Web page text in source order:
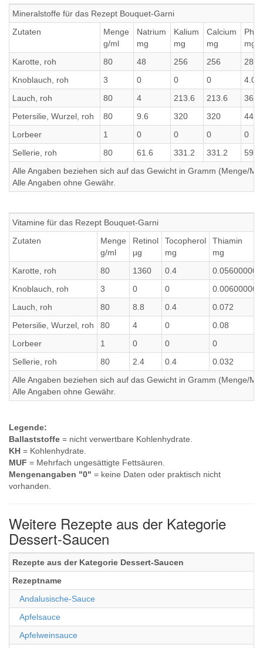
Mineralstoffe für das Rezept Bouquet-Garni
Zutaten
Menge
g/ml
Natrium
mg
Kalium
mg
Calcium
mg
mg
Karotte, roh
80 48 256 256
28.8
Knoblauch, roh
3 0 0 0
4.02
Lauch, roh
80 4 213.6 213.6
36.8
Petersilie, Wurzel, roh
80 9.6 320 320
44.8
Lorbeer
1 0 0 0
0
Sellerie, roh
80 61.6 331.2 331.2
59.2
Alle Angaben beziehen sich auf das Gewicht in Gramm (Menge/
Alle Angaben ohne Gewähr.
Vitamine für das Rezept Bouquet-Garni
Zutaten
Menge
g/ml
Retinol
µg
Tocopherol
mg
Thiamin
mg
Karotte, roh
80 1360 0.4
Knoblauch, roh
3 0 0
Lauch, roh
80 8.8 0.4
0.072
Petersilie, Wurzel, roh
80 4 0
0.08
Lorbeer
1 0 0
0
Sellerie, roh
80 2.4 0.4
0.032
Alle Angaben beziehen sich auf das Gewicht in Gramm (Menge/
Alle Angaben ohne Gewähr.
Legende:
Ballaststoffe = nicht verwertbare Kohlenhydrate.
KH = Kohlenhydrate.
MUF = Mehrfach ungesättigte Fettsäuren.
Mengenangaben "0" = keine Daten oder praktisch nicht
vorhanden.
Weitere Rezepte aus der Kategorie
Dessert-Saucen
Rezepte aus der Kategorie Dessert-Saucen
Rezeptname
Andalusische-Sauce
Apfelsauce
Apfelweinsauce